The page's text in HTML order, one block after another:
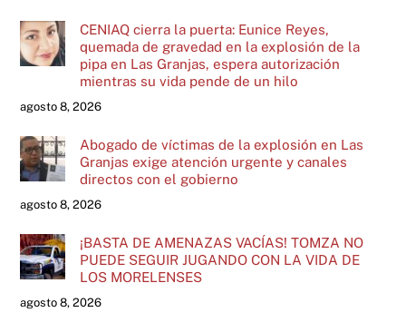
CENIAQ cierra la puerta: Eunice Reyes,
quemada de gravedad en la explosión de la
pipa en Las Granjas, espera autorización
mientras su vida pende de un hilo
agosto 8, 2026
Abogado de víctimas de la explosión en Las
Granjas exige atención urgente y canales
directos con el gobierno
agosto 8, 2026
¡BASTA DE AMENAZAS VACÍAS! TOMZA NO
PUEDE SEGUIR JUGANDO CON LA VIDA DE
LOS MORELENSES
agosto 8, 2026